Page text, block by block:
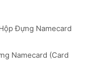
Đựng Namecard
Namecard (Card